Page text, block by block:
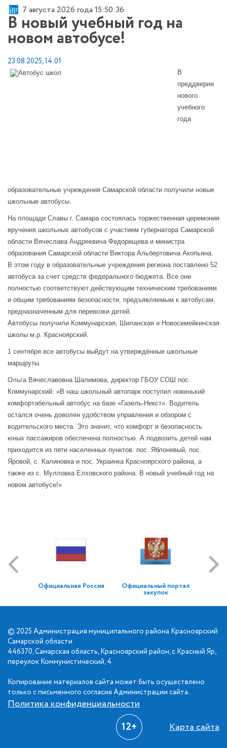
7 августа 2026 года 15:50:36
В новый учебный год на
новом автобусе!
23.08.2025, 14:01
В
преддверии
нового
учебного
года
образовательные учреждения Самарской области получили новые
школьные автобусы.
На площади Славы г. Самара состоялась торжественная церемония
вручения школьных автобусов с участием губернатора Самарской
области Вячеслава Андреевича Федорищева и министра
образования Самарской области Виктора Альбертовича Акопьяна.
В этом году в образовательные учреждения региона поставлено 52
автобуса за счет средств федерального бюджета. Все они
полностью соответствуют действующим техническим требованиям
и общим требованиям безопасности, предъявляемым к автобусам,
предназначенным для перевозки детей.
Автобусы получили Коммунарская, Шиланская и Новосемейкинская
школы м.р. Красноярский.
1 сентября все автобусы выйдут на утверждённые школьные
маршруты.
Ольга Вячеславовна Шалимова, директор ГБОУ СОШ пос.
Коммунарский: «В наш школьный автопарк поступил новенький
комфортабельный автобус на базе «Газель-Некст». Водитель
остался очень доволен удобством управления и обзором с
водительского места. Это значит, что комфорт и безопасность
юных пассажиров обеспечена полностью. А подвозить детей нам
приходится из пяти населенных пунктов: пос. Яблоневый, пос.
Яровой, с. Калиновка и пос. Украинка Красноярского района, а
также из с. Мулловка Елховского района. В новый учебный год на
новом автобусе!»
Официальная Россия Официальный портал
закупок
© 2025 Администрация муниципального района Красноярский
Самарской области
446370, Самарская область, Красноярский район, с.Красный Яр,
переулок Коммунистический, 4
Копирование материалов сайта может быть осуществлено
только с письменного согласия Администрации сайта.
Политика конфиденциальности
12+ Карта сайта